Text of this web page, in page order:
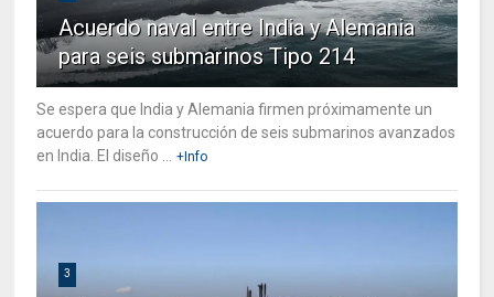
Acuerdo naval entre India y Alemania
para seis submarinos Tipo 214
Se espera que India y Alemania firmen próximamente un
acuerdo para la construcción de seis submarinos avanzados
en India. El diseño ...
+Info
3